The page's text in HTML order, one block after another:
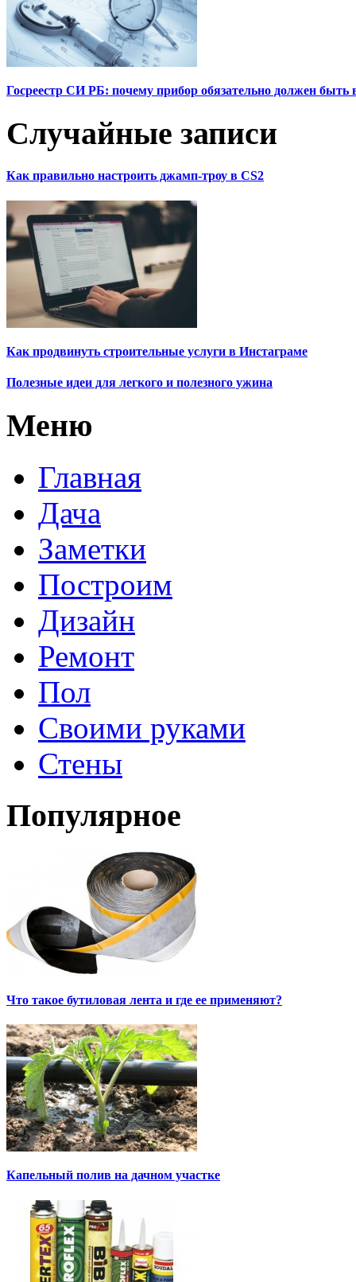
Госреестр СИ РБ: почему прибор обязательно должен быть
Случайные записи
Как правильно настроить джамп-троу в CS2
Как продвинуть строительные услуги в Инстаграме
Полезные идеи для легкого и полезного ужина
Меню
Главная
Дача
Заметки
Построим
Дизайн
Ремонт
Пол
Своими руками
Стены
Популярное
Что такое бутиловая лента и где ее применяют?
Капельный полив на дачном участке